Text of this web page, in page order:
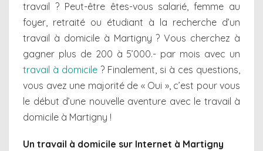
travail ? Peut-être êtes-vous salarié, femme au
foyer, retraité ou étudiant à la recherche d’un
travail à domicile à Martigny ? Vous cherchez à
gagner plus de 200 à 5’000.- par mois avec un
travail à domicile ? Finalement, si à ces questions,
vous avez une majorité de « Oui », c’est pour vous
le début d’une nouvelle aventure avec le travail à
domicile à Martigny !
Un travail à domicile sur Internet à Martigny